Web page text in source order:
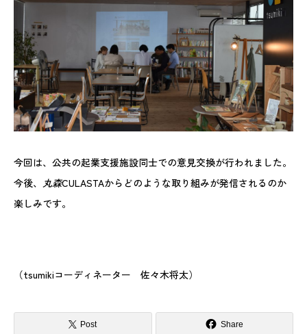
今回は、公共の起業支援施設同士での意見交換が行われました。
今後、 丸森CULASTAからどのような取り組みが発信されるのか
楽しみです。
（tsumikiコーディネーター 佐々木将太）
Post Share